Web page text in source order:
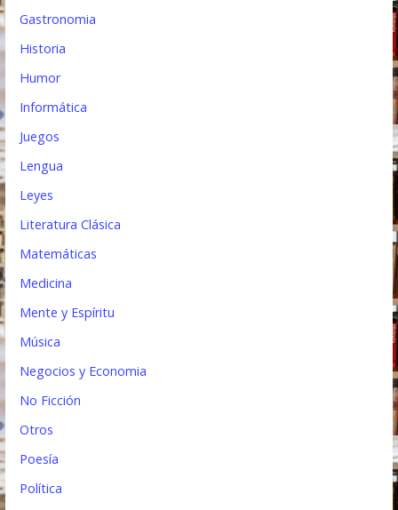
Gastronomia
Historia
Humor
Informática
Juegos
Lengua
Leyes
Literatura Clásica
Matemáticas
Medicina
Mente y Espíritu
Música
Negocios y Economia
No Ficción
Otros
Poesía
Política